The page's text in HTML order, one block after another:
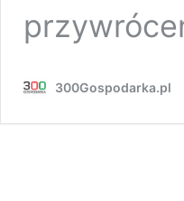
300Gospodarka.pl